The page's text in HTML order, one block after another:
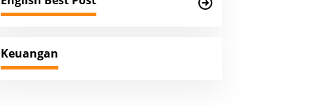
Keuangan